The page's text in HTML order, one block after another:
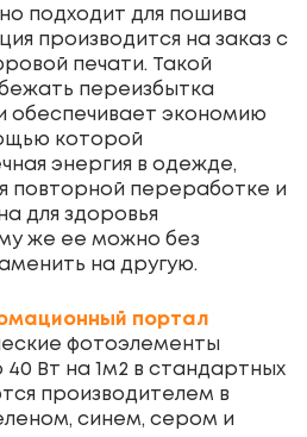
подходит для пошива
производится на заказ с
печати. Такой
переизбытка
обеспечивает экономию
которой
энергия в одежде,
повторной переработке и
для здоровья
же ее можно без
на другую.
портал
фотоэлементы
Вт на 1м2 в стандартных
производителем в
синем, сером и